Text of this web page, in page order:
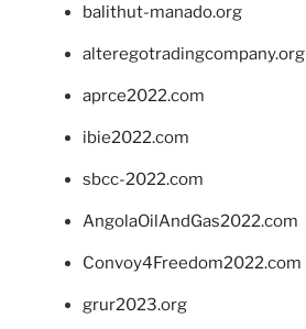
balithut-manado.org
alteregotradingcompany.org
aprce2022.com
ibie2022.com
sbcc-2022.com
AngolaOilAndGas2022.com
Convoy4Freedom2022.com
grur2023.org